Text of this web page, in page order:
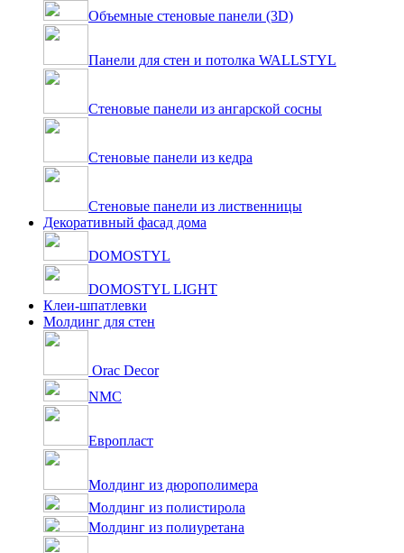
Объемные стеновые панели (3D)
Панели для стен и потолка WALLSTYL
Стеновые панели из ангарской сосны
Стеновые панели из кедра
Стеновые панели из лиственницы
Декоративный фасад дома
DOMOSTYL
DOMOSTYL LIGHT
Клеи-шпатлевки
Молдинг для стен
Orac Decor
NMC
Европласт
Молдинг из дюрополимера
Молдинг из полистирола
Молдинг из полиуретана